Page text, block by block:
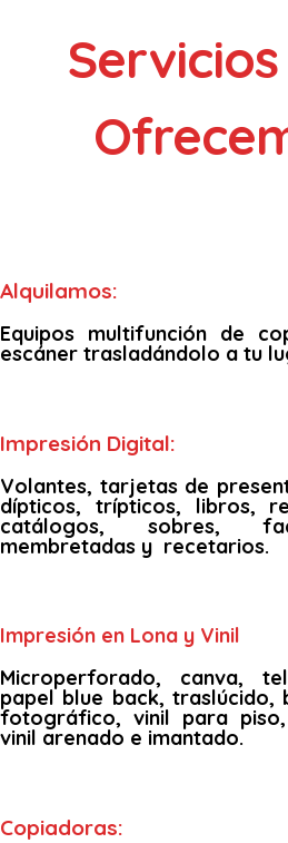
Alquilamos:
Equipos multifunción de
escáner trasladándolo a tu
Impresión Digital:
Volantes, tarjetas de
dípticos, trípticos, libros,
catálogos, sobres,
membretadas y recetarios.
Impresión en Lona y Vinil
Microperforado, canva,
papel blue back, traslúcido,
fotográfico, vinil para
vinil arenado e imantado.
Copiadoras: